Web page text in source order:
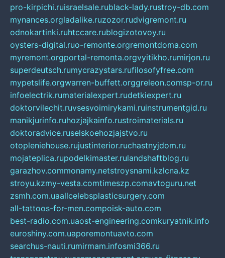
pro-kirpichi.ruisraelsale.rublack-lady.rustroy-db.com
mynances.orgladalike.ruzozor.rudvigremont.ru
odnokartinki.ruhtccare.rublogizotovoy.ru
oysters-digital.ruo-remonte.orgremontdoma.com
myremont.orgportal-remonta.orgvyitikho.rumirjon.ru
superdeutsch.rumycrazystars.rufilosofyfree.com
mypetslife.orgwarren-buffett.orggreleon.comsp-or.ru
infoelectrik.rumaterialexpert.rudetkiexpert.ru
doktorvilechit.ruvsesvoimirykami.ruinstrumentgid.ru
manikjurinfo.ruhozjajkainfo.rustroimaterials.ru
doktoradvice.ruselskoehozjajstvo.ru
otopleniehouse.rujustinterior.ruchastnyjdom.ru
mojateplica.rupodelkimaster.rulandshaftblog.ru
garazhov.commonamy.netstroysnami.kzlcna.kz
stroyu.kzmy-vesta.comtimeszp.comavtoguru.net
zsmh.com.uaallcelebsplasticsurgery.com
all-tattoos-for-men.compoisk-auto.com
best-radio.com.uaost-engineering.comkuryatnik.info
euroshiny.com.uaporemontuavto.com
searchus-nauti.rumirmam.infosmi366.ru